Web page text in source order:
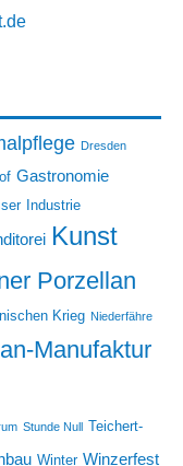
Dresden
Gastronomie
Industrie
Kunst
Porzellan
Krieg Niederfähre
Manufaktur
Stunde Null Teichert-
Winter Winzerfest